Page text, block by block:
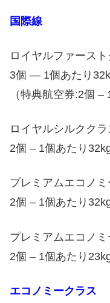
国際線
ロイヤルファースト
3個 — 1個あたり
（特典航空券:2個 –
ロイヤルシルクク
2個 – 1個あたり
プレミアムエコノミ
2個 – 1個あたり
プレミアムエコノミ
2個 – 1個あたり
エコノミークラス